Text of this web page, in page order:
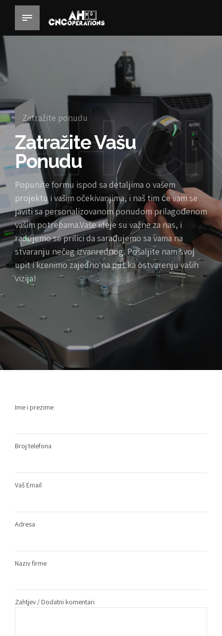
Zatražite ponudu
Zatražite Vašu
Ponudu
AH
Popunite formu ispod sa detaljima o vašem
projektu i vašim očekivanjima, i naš tim će vam se
javiti sa personalizovanom ponudom prilagođenom
vašim potrebama.Vaše ideje su važne za nas, i
radujemo se prilici da sarađujemo sa vama na
stvaranju nečeg izvanrednog. Pošaljite nam svoj
upit i krenimo zajedno na put ka ostvarenju vaših
vizija!
Ime i prezime
Broj telefona
Vaš Email
Adresa
Naziv firme
Zahtjev / Dodatni komentari